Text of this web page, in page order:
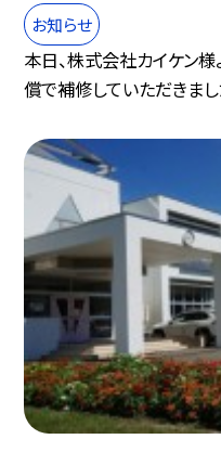
お知らせ
本日、株式会社カイケン
償で補修していただきま